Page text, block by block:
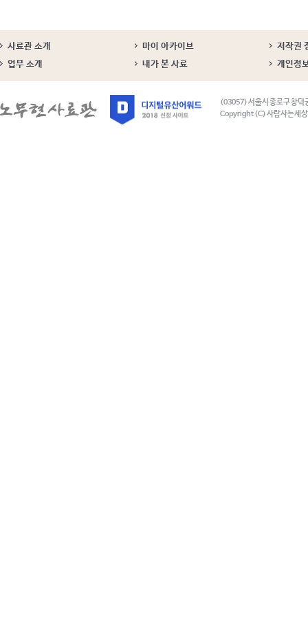
사료관 소개 마이 아카이브
저작권
업무 소개
내가 본 사료 개인정
(03057) 서울시 종로구 창덕
Copyright (C) 사람사는세